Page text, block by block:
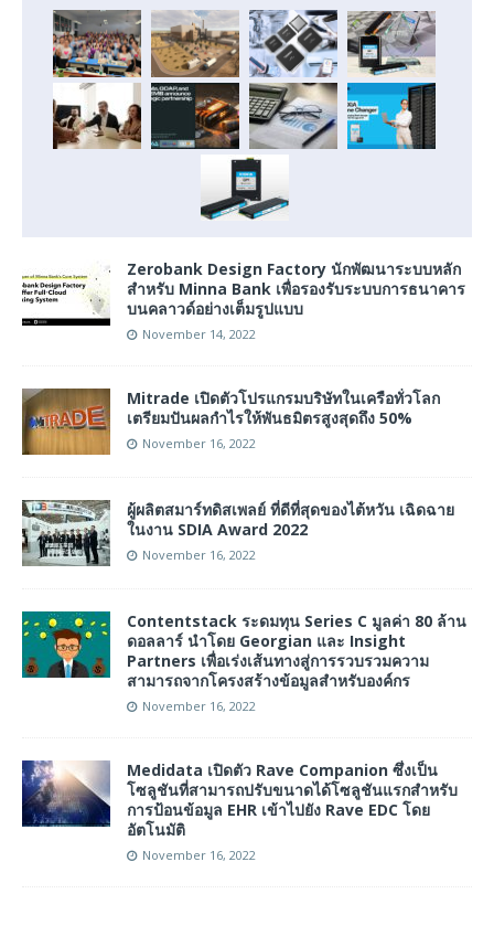
Zerobank Design Factory นักพัฒนาระบบหลัก
สำหรับ Minna Bank เพื่อรองรับระบบการธนาคาร
บนคลาวด์อย่างเต็มรูปแบบ
November 14, 2022
Mitrade เปิดตัวโปรแกรมบริษัทในเครือทั่วโลก
เตรียมปันผลกำไรให้พันธมิตรสูงสุดถึง 50%
November 16, 2022
ผู้ผลิตสมาร์ทดิสเพลย์ ที่ดีที่สุดของไต้หวัน เฉิดฉาย
ในงาน SDIA Award 2022
November 16, 2022
Contentstack ระดมทุน Series C มูลค่า 80 ล้าน
ดอลลาร์ นำโดย Georgian และ Insight
Partners เพื่อเร่งเส้นทางสู่การรวบรวมความ
สามารถจากโครงสร้างข้อมูลสำหรับองค์กร
November 16, 2022
Medidata เปิดตัว Rave Companion ซึ่งเป็น
โซลูชันที่สามารถปรับขนาดได้โซลูชันแรกสำหรับ
การป้อนข้อมูล EHR เข้าไปยัง Rave EDC โดย
อัตโนมัติ
November 16, 2022